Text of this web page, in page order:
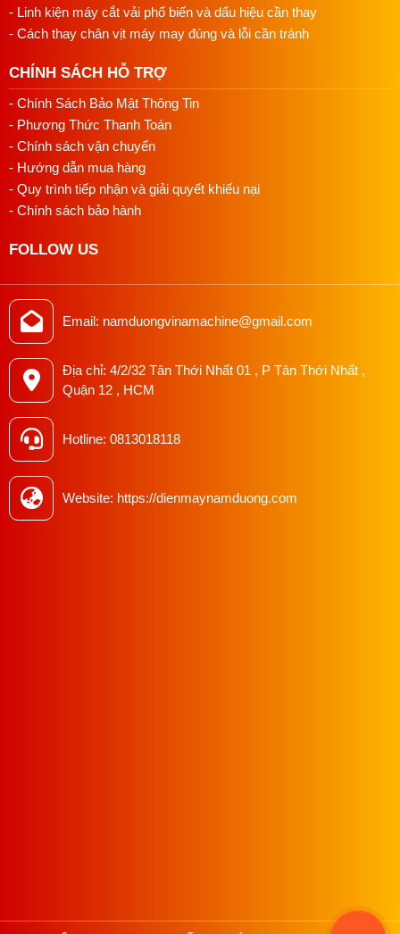
- Linh kiện máy cắt vải phổ biến và dấu hiệu cần thay
- Cách thay chân vịt máy may đúng và lỗi cần tránh
CHÍNH SÁCH HỖ TRỢ
- Chính Sách Bảo Mật Thông Tin
- Phương Thức Thanh Toán
- Chính sách vận chuyển
- Hướng dẫn mua hàng
- Quy trình tiếp nhận và giải quyết khiếu nại
- Chính sách bảo hành
FOLLOW US
Email: namduongvinamachine@gmail.com
Địa chỉ: 4/2/32 Tân Thới Nhất 01 , P Tân Thới Nhất ,
Quận 12 , HCM
Hotline: 0813018118
Website: https://dienmaynamduong.com